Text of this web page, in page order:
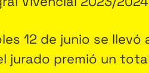
12 de junio se
jurado premió un